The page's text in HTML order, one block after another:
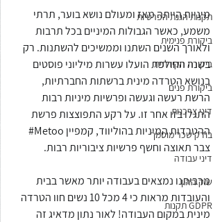
תקנות הגנת הפרטיות
ביקורת פנימית
ביקורת חקירתית
ביקורת פנים
דיני צרכנות
בודק שכר מוסמך
דיני עבודה
שוק ההון
GDPR תקנות
מיניות הייתה מאז ומעולם נושא בוער, תרתי
משמע, כאשר הגבולות המיניים בכל תרבות
ולאורך השנים השתנו וממשיכים להשתנות. רק
בשנה החולפת הועלו עשרות מיליוני פוסטים
בנושא הטרדה מינית ברשתות החברתיות,
הרשת רעשה וגעשה ופרשיות מיניות רבות
התגלו בזו אחר זו. על רקע התפוצצות פרשת
ההטרדות המיניות בהוליווד, קמפיין Metoo#
צבר תאוצה וחשף פרשיות ציבוריות רבות.
מרביתנו נמצאים בעבודה יותר מאשר בבית
והעובדות מראות כי 4 מכל 10 נשים חוו הטרדה
מינית במקום העבודה! לאור נתון מדאיג זה